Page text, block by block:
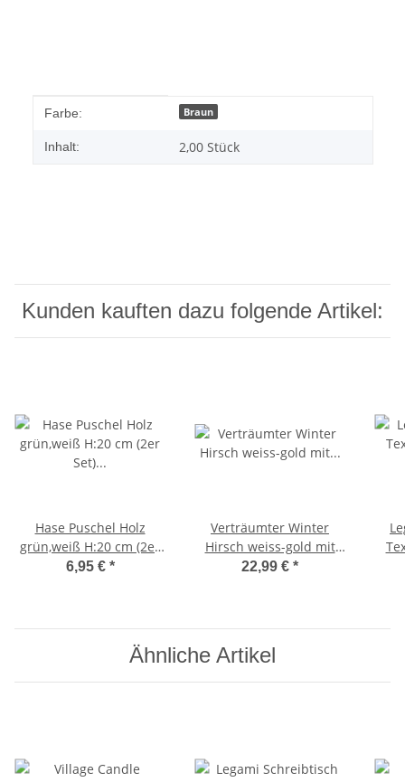
Produkteigenschaft
Wert
Farbe: Braun
Inhalt: 2,00 Stück
Kunden kauften dazu folgende Artikel:
Hase Puschel Holz
grün,weiß H:20 cm (2er
Set) - Frühlingsdeko,
6,95 € *
Verträumter Winter
Hirsch weiss-gold mit
Teleskopbeinen (48-60
22,99 € *
Ähnliche Artikel